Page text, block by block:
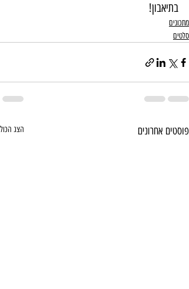
בתיאבון!
מתכונים
סלטים
פוסטים אחרונים הצג הכול